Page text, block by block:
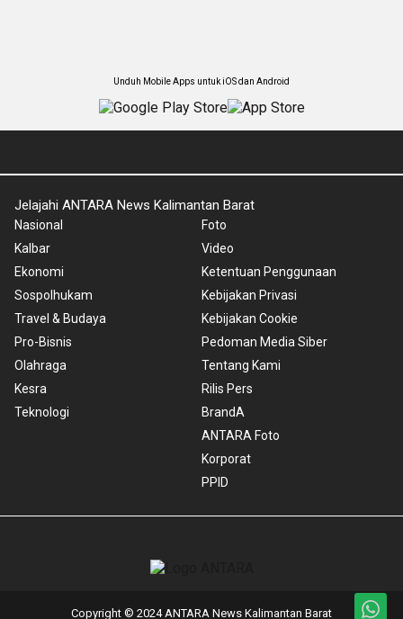
Unduh Mobile Apps untuk iOS dan Android
Jelajahi ANTARA News Kalimantan Barat
Nasional
Kalbar
Ekonomi
Sospolhukam
Travel & Budaya
Pro-Bisnis
Olahraga
Kesra
Teknologi
Foto
Video
Ketentuan Penggunaan
Kebijakan Privasi
Kebijakan Cookie
Pedoman Media Siber
Tentang Kami
Rilis Pers
BrandA
ANTARA Foto
Korporat
PPID
Copyright © 2024 ANTARA News Kalimantan Barat